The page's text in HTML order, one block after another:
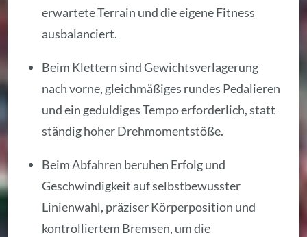
erwartete Terrain und die eigene Fitness
ausbalanciert.
Beim Klettern sind Gewichtsverlagerung
nach vorne, gleichmäßiges rundes Pedalieren
und ein geduldiges Tempo erforderlich, statt
ständig hoher Drehmomentstöße.
Beim Abfahren beruhen Erfolg und
Geschwindigkeit auf selbstbewusster
Linienwahl, präziser Körperposition und
kontrolliertem Bremsen, um die